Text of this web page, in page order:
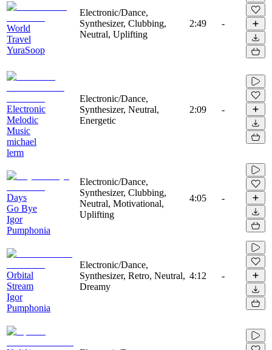
World
Travel
YuraSoop
Electronic/Dance,
Synthesizer, Clubbing,
Neutral, Uplifting
2:49 -
Electronic
Melodic
Music
michael
lerm
Electronic/Dance,
Synthesizer, Neutral,
Energetic
2:09 -
Days
Go Bye
Igor
Pumphonia
Electronic/Dance,
Synthesizer, Clubbing,
Neutral, Motivational,
Uplifting
4:05 -
Orbital
Stream
Igor
Pumphonia
Electronic/Dance,
Synthesizer, Retro, Neutral,
Dreamy
4:12 -